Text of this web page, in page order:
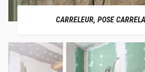
CARRELEUR, POSE